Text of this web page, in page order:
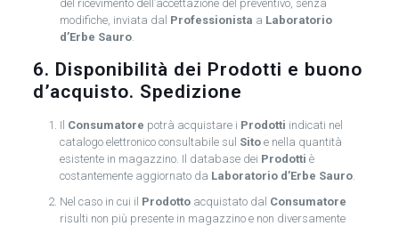
del ricevimento dell’accettazione del preventivo, senza
modifiche, inviata dal Professionista a Laboratorio
d’Erbe Sauro.
6. Disponibilità dei Prodotti e buono
d’acquisto. Spedizione
Il Consumatore potrà acquistare i Prodotti indicati nel
catalogo elettronico consultabile sul Sitoe nella quantità
esistente in magazzino. Il database dei Prodotti è
costantemente aggiornato da Laboratorio d’Erbe Sauro.
Nel caso in cui il Prodottoacquistato dal Consumatore
risulti non più presente in magazzino e non diversamente